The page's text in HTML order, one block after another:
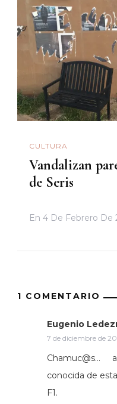
CULTURA
Vandalizan
de Seris
En 4 De Febrero De
1 COMENTARIO
Eugenio
7 de diciembre de
Chamuc@s…
conocida de
F1.